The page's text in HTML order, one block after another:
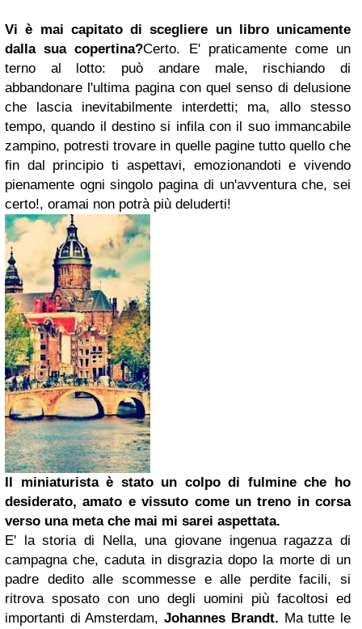
Vi è mai capitato di scegliere un libro unicamente
dalla sua copertina?Certo. E' praticamente come un
terno al lotto: può andare male, rischiando di
abbandonare l'ultima pagina con quel senso di delusione
che lascia inevitabilmente interdetti; ma, allo stesso
tempo, quando il destino si infila con il suo immancabile
zampino, potresti trovare in quelle pagine tutto quello che
fin dal principio ti aspettavi, emozionandoti e vivendo
pienamente ogni singolo pagina di un'avventura che, sei
certo!, oramai non potrà più deluderti!
Il miniaturista è stato un colpo di fulmine che ho
desiderato, amato e vissuto come un treno in corsa
verso una meta che mai mi sarei aspettata.
E' la storia di Nella, una giovane ingenua ragazza di
campagna che, caduta in disgrazia dopo la morte di un
padre dedito alle scommesse e alle perdite facili, si
ritrova sposato con uno degli uomini più facoltosi ed
importanti di Amsterdam,Johannes Brandt. Ma tutte le